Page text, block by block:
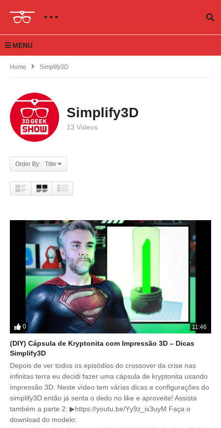
MENU
Home Simplify3D
Simplify3D
13 Videos
Order By: Title
0 11:46
(DIY) Cápsula de Kryptonita com Impressão 3D – Dicas
Simplify3D
Depois de ver todos os episódios do crossover da crise nas
infinitas terra eu decidi fazer uma cápsula de kryptonita usando
impressão 3D. Neste vídeo tem várias dicas e configurações do
simplify3D então já senta o dedo no like e aproveite! Assista
também a parte 2: ▶https://youtu.be/Yy9z_ix3uyM Faça o
download do modelo: